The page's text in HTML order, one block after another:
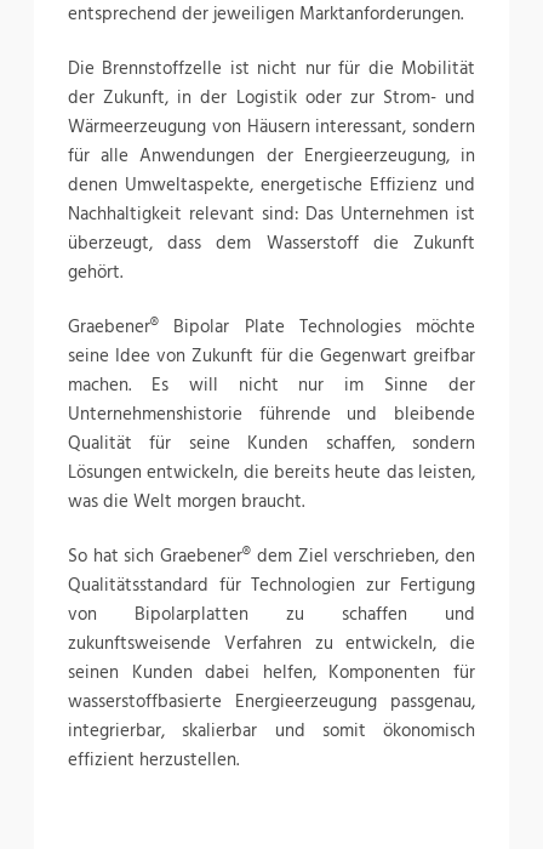
entsprechend der jeweiligen Marktanforderungen.
Die Brennstoffzelle ist nicht nur für die Mobilität
der Zukunft, in der Logistik oder zur Strom- und
Wärmeerzeugung von Häusern interessant, sondern
für alle Anwendungen der Energieerzeugung, in
denen Umweltaspekte, energetische Effizienz und
Nachhaltigkeit relevant sind: Das Unternehmen ist
überzeugt, dass dem Wasserstoff die Zukunft
gehört.
Graebener® Bipolar Plate Technologies möchte
seine Idee von Zukunft für die Gegenwart greifbar
machen. Es will nicht nur im Sinne der
Unternehmenshistorie führende und bleibende
Qualität für seine Kunden schaffen, sondern
Lösungen entwickeln, die bereits heute das leisten,
was die Welt morgen braucht.
So hat sich Graebener® dem Ziel verschrieben, den
Qualitätsstandard für Technologien zur Fertigung
von Bipolarplatten zu schaffen und
zukunftsweisende Verfahren zu entwickeln, die
seinen Kunden dabei helfen, Komponenten für
wasserstoffbasierte Energieerzeugung passgenau,
integrierbar, skalierbar und somit ökonomisch
effizient herzustellen.